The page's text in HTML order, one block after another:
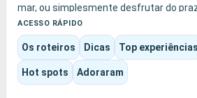
mar, ou simplesmente desfrutar do
pensado para toda a fam?lia.
Consoante o itiner?rio e o navio
ser cultural, gastron?mica, balnear ou
orientada para o entretenimento.
anima??o, momentos de descanso ou
ACESSO RÁPIDO
Os roteiros Dicas Top experiências
Hot spots Adoraram